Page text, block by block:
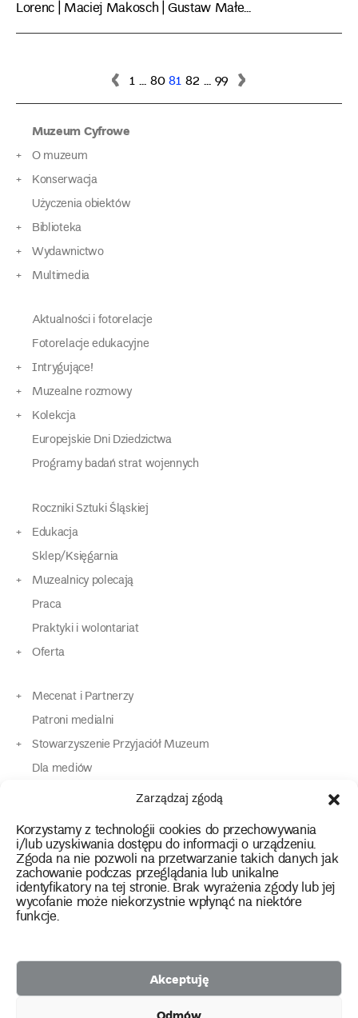
Zarządzaj zgodą
Korzystamy z technologii cookies do przechowywania
i/lub uzyskiwania dostępu do informacji o urządzeniu.
Zgoda na nie pozwoli na przetwarzanie takich danych jak
zachowanie podczas przeglądania lub unikalne
identyfikatory na tej stronie. Brak wyrażenia zgody lub jej
wycofanie może niekorzystnie wpłynąć na niektóre
funkcje.
Akceptuję
Odmów
Lorenc | Maciej Makosch | Gustaw Małe...
Nawigacja
po
wpisach
1…808182 …99
Muzeum Cyfrowe
O muzeum
Konserwacja
Użyczenia obiektów
Biblioteka
Wydawnictwo
Multimedia
Aktualności i fotorelacje
Fotorelacje edukacyjne
Intrygujące!
Muzealne rozmowy
Kolekcja
Europejskie Dni Dziedzictwa
Programy badań strat wojennych
Roczniki Sztuki Śląskiej
Edukacja
Sklep/Księgarnia
Muzealnicy polecają
Praca
Praktyki i wolontariat
Oferta
Mecenat i Partnerzy
Patroni medialni
Stowarzyszenie Przyjaciół Muzeum
Dla mediów
Dla osób o specjalnych potrzebach
Kontakt
instagram
twitterfacebookyoutube
tiktok
2026 Copyright by Muzeum Narodowe we Wrocławiu
Polityka prywatności